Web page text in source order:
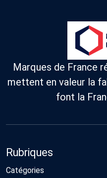
Marques de France
mettent en valeur la
font la
Rubriques
Catégories